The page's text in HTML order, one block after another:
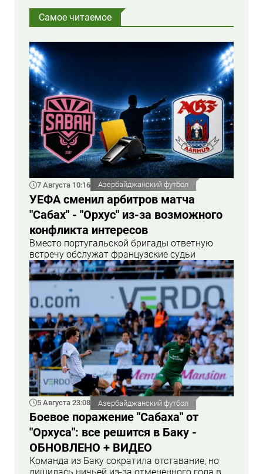
Самое читаемое
7 Августа 10:16 Азербайджанский футбол
УЕФА сменил арбитров матча
"Сабах" - "Орхус" из-за возможного
конфликта интересов
Вместо португальской бригады ответную
встречу обслужат французские судьи
5 Августа 23:08 Азербайджанский футбол
Боевое поражение "Сабаха" от
"Орхуса": все решится в Баку -
ОБНОВЛЕНО + ВИДЕО
Команда из Баку сократила отставание, но